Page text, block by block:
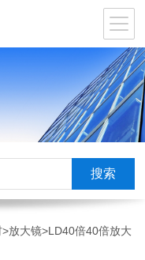
>放大镜>LD40倍40倍放大